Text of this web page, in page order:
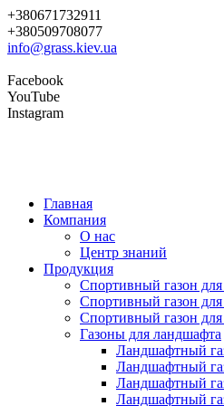
+380671732911
+380509708077
info@grass.kiev.ua
Facebook
YouTube
Instagram
Главная
Компания
О нас
Центр знаний
Продукция
Cпортивный газон
Cпортивный газон для
Cпортивный газон для
Газоны для ландшафта
Ландшафтный
Ландшафтный
Ландшафтный
Ландшафтный